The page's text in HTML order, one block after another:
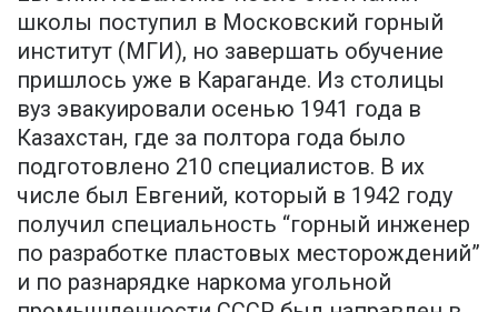
школы поступил в Московский горный
институт (МГИ), но завершать обучение
пришлось уже в Караганде. Из столицы
вуз эвакуировали осенью 1941 года в
Казахстан, где за полтора года было
подготовлено 210 специалистов. В их
числе был Евгений, который в 1942 году
получил специальность “горный инженер
по разработке пластовых месторождений”
и по разнарядке наркома угольной